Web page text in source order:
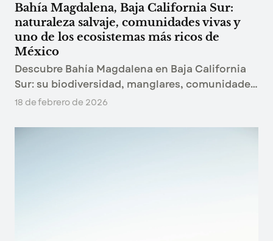
Bahía Magdalena, Baja California Sur:
naturaleza salvaje, comunidades vivas y
uno de los ecosistemas más ricos de
México
Descubre Bahía Magdalena en Baja California
Sur: su biodiversidad, manglares, comunidades
de Isla Magdalena e Isla Margarita, temporada
18 de febrero de 2026